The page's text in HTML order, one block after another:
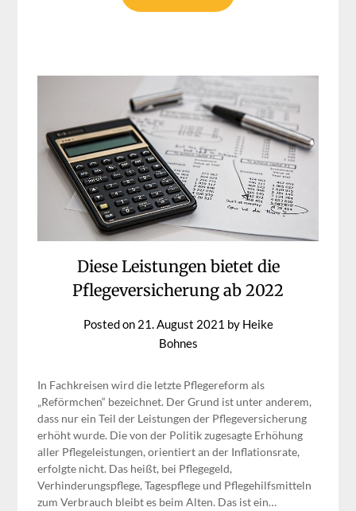
Diese Leistungen bietet die
Pflegeversicherung ab 2022
Posted on 21. August 2021 by Heike
Bohnes
In Fachkreisen wird die letzte Pflegereform als
„Reförmchen“ bezeichnet. Der Grund ist unter anderem,
dass nur ein Teil der Leistungen der Pflegeversicherung
erhöht wurde. Die von der Politik zugesagte Erhöhung
aller Pflegeleistungen, orientiert an der Inflationsrate,
erfolgte nicht. Das heißt, bei Pflegegeld,
Verhinderungspflege, Tagespflege und Pflegehilfsmitteln
zum Verbrauch bleibt es beim Alten. Das ist ein…